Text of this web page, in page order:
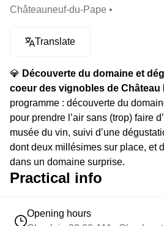
Châteauneuf-du-Pape •
Translate
💎 Découverte du domaine et
coeur des vignobles de Château
programme : découverte du
pour prendre l’air sans (trop) faire
musée du vin, suivi d’une
dont deux millésimes sur place, et
dans un domaine surprise.
Practical info
Opening hours